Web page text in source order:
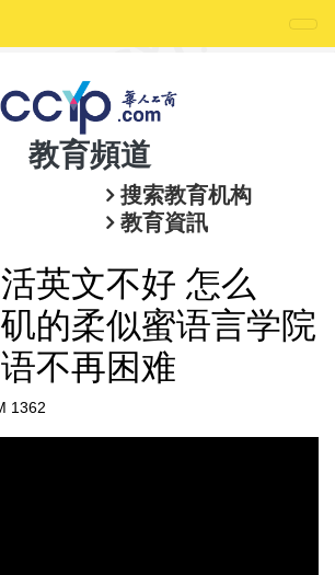
教育頻道
搜索教育机构
教育資訊
英文不好 怎么
的柔似蜜语言学院
不再困难
1362